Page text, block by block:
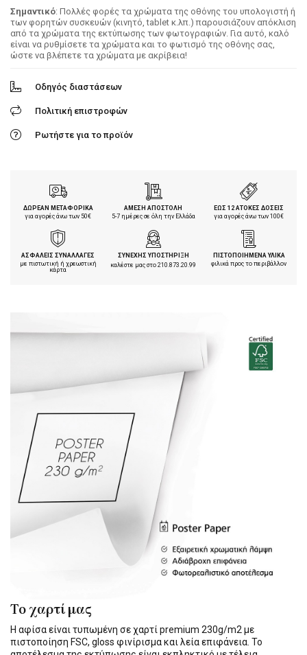
Σημαντικό: Πολλές φορές τα χρώματα της οθόνης του υπολογιστή ή
των φορητών συσκευών (κινητό, tablet κ.λπ.) παρουσιάζουν απόκλιση
από τα χρώματα της εκτύπωσης των φωτογραφιών. Για αυτό, καλό
είναι να ρυθμίσετε τα χρώματα και το φωτισμό της οθόνης σας,
ώστε να βλέπετε τα χρώματα με ακρίβεια!
Οδηγός διαστάσεων
Πολιτική επιστροφών
Ρωτήστε για το προϊόν
ΔΩΡΕΑΝ ΜΕΤΑΦΟΡΙΚΑ
για αγορές άνω των 50€
ΑΜΕΣΗ ΑΠΟΣΤΟΛΗ
5-7 ημέρες σε όλη την Ελλάδα
ΕΩΣ 12 ΑΤΟΚΕΣ ΔΟΣΕΙΣ
για αγορές άνω των 100€
ΑΣΦΑΛΕΙΣ ΣΥΝΑΛΛΑΓΕΣ
με πιστωτική ή χρεωστική
κάρτα
ΣΥΝΕΧΗΣ ΥΠΟΣΤΗΡΙΞΗ
καλέστε μας στο210.873.20.99
ΠΙΣΤΟΠΟΙΗΜΕΝΑ ΥΛΙΚΑ
φιλικά προς το περιβάλλον
Το χαρτί μας
Η αφίσα είναι τυπωμένη σε χαρτί premium 230g/m2 με
πιστοποίηση FSC, gloss φινίρισμα και λεία επιφάνεια. Το